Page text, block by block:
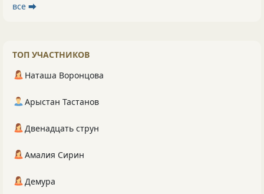
все ⮕
ТОП УЧАСТНИКОВ
Наташа Воронцова
Арыстан Тастанов
Двенадцать струн
Амалия Сирин
Демура